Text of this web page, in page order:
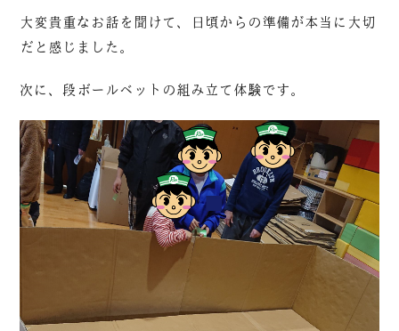
大変貴重なお話を聞けて、日頃からの準備が本当に大切
だと感じました。
次に、段ボールベットの組み立て体験です。